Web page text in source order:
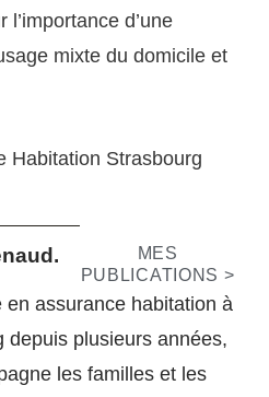
d’une
mixte du domicile et
Habitation Strasbourg
MES
PUBLICATIONS >
en assurance habitation à
depuis plusieurs années,
les familles et les